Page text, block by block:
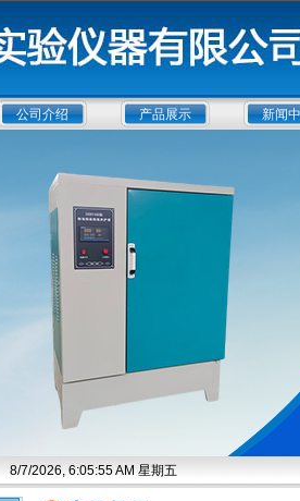
公司介绍 产品展示 新闻
8/7/2026, 6:05:56 AM 星期五